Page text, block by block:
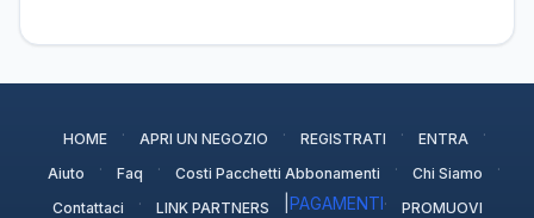
HOME · APRI UN NEGOZIO · REGISTRATI · ENTRA ·
Aiuto · Faq · Costi Pacchetti Abbonamenti · Chi Siamo ·
Contattaci · LINK PARTNERS PAGAMENTI· PROMUOVI